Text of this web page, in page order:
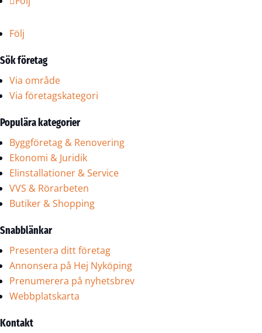
Följ
Sök företag
Via område
Via företagskategori
Populära kategorier
Byggföretag & Renovering
Ekonomi & Juridik
Elinstallationer & Service
VVS & Rörarbeten
Butiker & Shopping
Snabblänkar
Presentera ditt företag
Annonsera på Hej Nyköping
Prenumerera på nyhetsbrev
Webbplatskarta
Kontakt